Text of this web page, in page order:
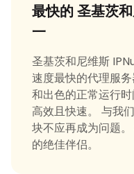
最快的 圣基茨
一
圣基茨和尼维斯
速度最快的代理服
和出色的正常运行
高效且快速。 与我
块不应再成为问题
的绝佳伴侣。